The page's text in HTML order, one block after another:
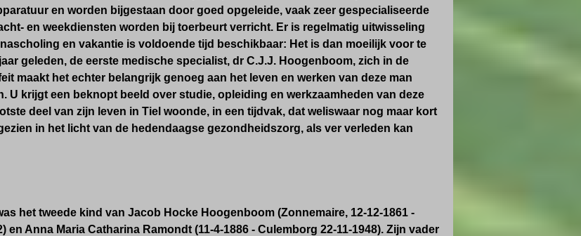
en worden bijgestaan door goed opgeleide, vaak zeer gespecialiseerde
en weekdiensten worden bij toerbeurt verricht. Er is regelmatig uitwisseling
en vakantie is voldoende tijd beschikbaar: Het is dan moeilijk voor te
geleden, de eerste medische specialist, dr C.J.J. Hoogenboom, zich in de
maakt het echter belangrijk genoeg aan het leven en werken van deze man
U krijgt een beknopt beeld over studie, opleiding en werkzaamheden van deze
deel van zijn leven in Tiel woonde, in een tijdvak, dat weliswaar nog maar kort
in het licht van de hedendaagse gezondheidszorg, als ver verleden kan
het tweede kind van Jacob Hocke Hoogenboom (Zonnemaire, 12-12-1861 -
en Anna Maria Catharina Ramondt (11-4-1886 - Culemborg 22-11-1948). Zijn vader